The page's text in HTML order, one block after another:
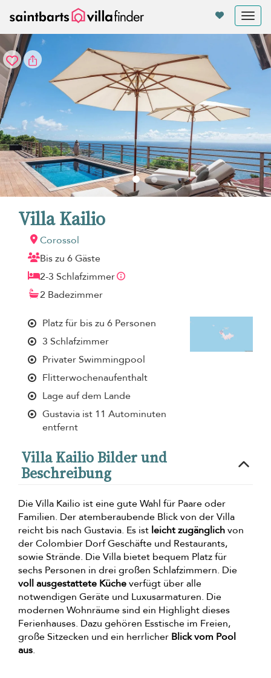
Villa Kailio
Corossol
Bis zu 6 Gäste
2-3 Schlafzimmer
2 Badezimmer
Platz für bis zu 6 Personen
3 Schlafzimmer
Privater Swimmingpool
Flitterwochenaufenthalt
Lage auf dem Lande
Gustavia ist 11 Autominuten
entfernt
Villa Kailio Bilder und
Beschreibung
Die Villa Kailio ist eine gute Wahl für Paare oder
Familien. Der atemberaubende Blick von der Villa
reicht bis nach Gustavia. Es ist leicht zugänglichvon
der Colombier Dorf Geschäfte und Restaurants,
sowie Strände. Die Villa bietet bequem Platz für
sechs Personen in drei großen Schlafzimmern. Die
voll ausgestattete Kücheverfügt über alle
notwendigen Geräte und Luxusarmaturen. Die
modernen Wohnräume sind ein Highlight dieses
Ferienhauses. Dazu gehören Esstische im Freien,
große Sitzecken und ein herrlicher Blick vom Pool
aus.
Cookie-Einstellungen